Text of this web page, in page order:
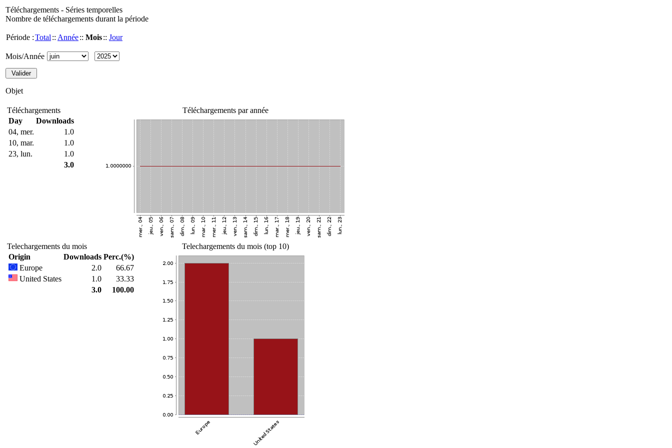
Téléchargements - Séries temporelles
Nombre de téléchargements durant la période
Période :Total :: Année:: Mois:: Jour
Mois/Année
Objet
Téléchargements
Day
Downloads
04, mer.
1.0
10, mar.
1.0
23, lun.
1.0
3.0
Téléchargements par année
Telechargements du mois
Origin
Downloads Perc.(%)
Europe
2.0
66.67
United States
1.0
33.33
3.0
100.00
Telechargements du mois (top 10)